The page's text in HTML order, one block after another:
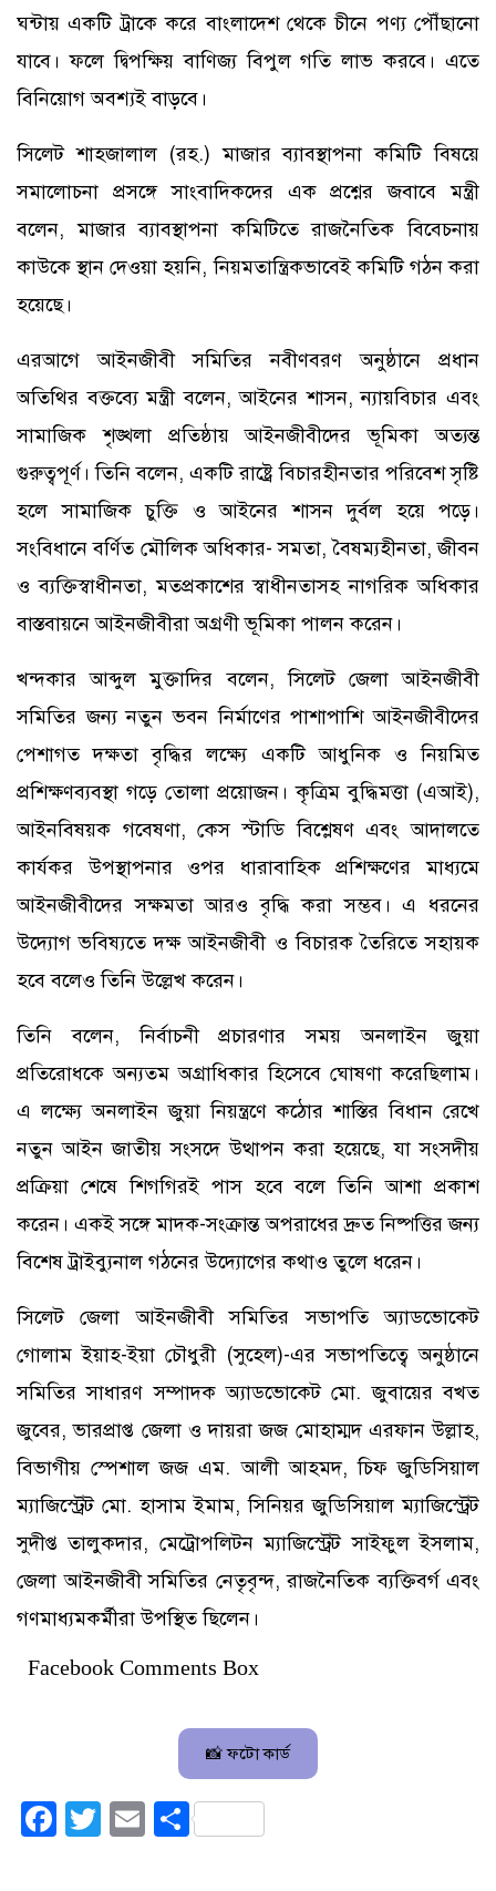
ঘন্টায় একটি ট্রাকে করে বাংলাদেশ থেকে চীনে পণ্য পৌঁছানো
যাবে। ফলে দ্বিপক্ষিয় বাণিজ্য বিপুল গতি লাভ করবে। এতে
বিনিয়োগ অবশ্যই বাড়বে।
সিলেট শাহজালাল (রহ.) মাজার ব্যাবস্থাপনা কমিটি বিষয়ে
সমালোচনা প্রসঙ্গে সাংবাদিকদের এক প্রশ্নের জবাবে মন্ত্রী
বলেন, মাজার ব্যাবস্থাপনা কমিটিতে রাজনৈতিক বিবেচনায়
কাউকে স্থান দেওয়া হয়নি, নিয়মতান্ত্রিকভাবেই কমিটি গঠন করা
হয়েছে।
এরআগে আইনজীবী সমিতির নবীণবরণ অনুষ্ঠানে প্রধান
অতিথির বক্তব্যে মন্ত্রী বলেন, আইনের শাসন, ন্যায়বিচার এবং
সামাজিক শৃঙ্খলা প্রতিষ্ঠায় আইনজীবীদের ভূমিকা অত্যন্ত
গুরুত্বপূর্ণ। তিনি বলেন, একটি রাষ্ট্রে বিচারহীনতার পরিবেশ সৃষ্টি
হলে সামাজিক চুক্তি ও আইনের শাসন দুর্বল হয়ে পড়ে।
সংবিধানে বর্ণিত মৌলিক অধিকার- সমতা, বৈষম্যহীনতা, জীবন
ও ব্যক্তিস্বাধীনতা, মতপ্রকাশের স্বাধীনতাসহ নাগরিক অধিকার
বাস্তবায়নে আইনজীবীরা অগ্রণী ভূমিকা পালন করেন।
খন্দকার আব্দুল মুক্তাদির বলেন, সিলেট জেলা আইনজীবী
সমিতির জন্য নতুন ভবন নির্মাণের পাশাপাশি আইনজীবীদের
পেশাগত দক্ষতা বৃদ্ধির লক্ষ্যে একটি আধুনিক ও নিয়মিত
প্রশিক্ষণব্যবস্থা গড়ে তোলা প্রয়োজন। কৃত্রিম বুদ্ধিমত্তা (এআই),
আইনবিষয়ক গবেষণা, কেস স্টাডি বিশ্লেষণ এবং আদালতে
কার্যকর উপস্থাপনার ওপর ধারাবাহিক প্রশিক্ষণের মাধ্যমে
আইনজীবীদের সক্ষমতা আরও বৃদ্ধি করা সম্ভব। এ ধরনের
উদ্যোগ ভবিষ্যতে দক্ষ আইনজীবী ও বিচারক তৈরিতে সহায়ক
হবে বলেও তিনি উল্লেখ করেন।
তিনি বলেন, নির্বাচনী প্রচারণার সময় অনলাইন জুয়া
প্রতিরোধকে অন্যতম অগ্রাধিকার হিসেবে ঘোষণা করেছিলাম।
এ লক্ষ্যে অনলাইন জুয়া নিয়ন্ত্রণে কঠোর শাস্তির বিধান রেখে
নতুন আইন জাতীয় সংসদে উত্থাপন করা হয়েছে, যা সংসদীয়
প্রক্রিয়া শেষে শিগগিরই পাস হবে বলে তিনি আশা প্রকাশ
করেন। একই সঙ্গে মাদক-সংক্রান্ত অপরাধের দ্রুত নিষ্পত্তির জন্য
বিশেষ ট্রাইব্যুনাল গঠনের উদ্যোগের কথাও তুলে ধরেন।
সিলেট জেলা আইনজীবী সমিতির সভাপতি অ্যাডভোকেট
গোলাম ইয়াহ-ইয়া চৌধুরী (সুহেল)-এর সভাপতিত্বে অনুষ্ঠানে
সমিতির সাধারণ সম্পাদক অ্যাডভোকেট মো. জুবায়ের বখত
জুবের, ভারপ্রাপ্ত জেলা ও দায়রা জজ মোহাম্মদ এরফান উল্লাহ,
বিভাগীয় স্পেশাল জজ এম. আলী আহমদ, চিফ জুডিসিয়াল
ম্যাজিস্ট্রেট মো. হাসাম ইমাম, সিনিয়র জুডিসিয়াল ম্যাজিস্ট্রেট
সুদীপ্ত তালুকদার, মেট্রোপলিটন ম্যাজিস্ট্রেট সাইফুল ইসলাম,
জেলা আইনজীবী সমিতির নেতৃবৃন্দ, রাজনৈতিক ব্যক্তিবর্গ এবং
গণমাধ্যমকর্মীরা উপস্থিত ছিলেন।
Facebook Comments Box
📸 ফটো কার্ড
Facebook
Twitter
EmailShare